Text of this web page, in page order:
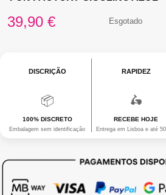
39,90 € Esgotado
DISCRIÇÃO
📦
100% DISCRETO
Embalagem sem identificação
RAPIDEZ
🛵
RECEBE HOJE
Entrega em Lisboa e até